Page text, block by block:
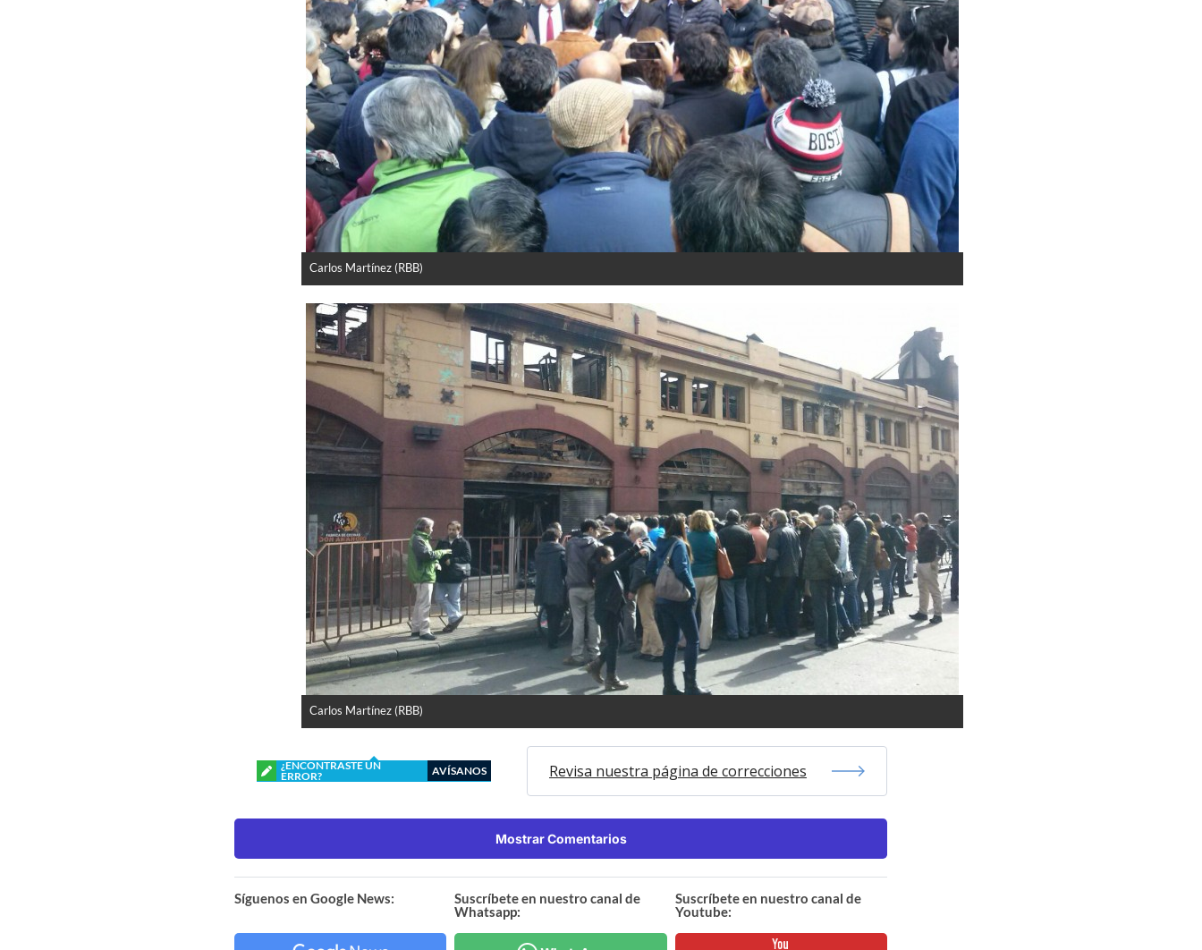
Carlos Martínez (RBB)
Carlos Martínez (RBB)
¿ENCONTRASTE UN
ERROR?
AVÍSANOS Revisa nuestra página de correcciones
Mostrar Comentarios
Síguenos en Google News:
Suscríbete en nuestro canal de
Whatsapp:
Suscríbete en nuestro canal de
Youtube: